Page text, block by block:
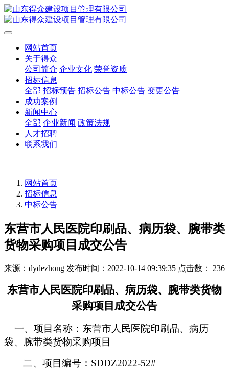
网站首页
关于得众
公司简介 企业文化 荣誉资质
招标信息
全部 招标预告 招标公告 中标公告 变更公告
成功案例
新闻中心
全部 企业新闻 政策法规
人才招聘
联系我们
网站首页
招标信息
中标公告
东营市人民医院印刷品、病历袋、腕带类
货物采购项目成交公告
来源：dydezhong 发布时间：2022-10-14 09:39:35 点击数： 236
东营市人民医院印刷品、病历袋、腕带类货物
采购项目成交公告
一、项目名称：东营市人民医院印刷品、病历
袋、腕带类货物采购项目
二、项目编号： SDDZ2022-52#